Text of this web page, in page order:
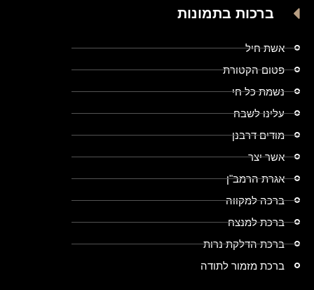
ברכות בתמונות
אשת חיל
פטום הקטורת
נשמת כל חי
עלינו לשבח
מודים דרבנן
אשר יצר
אגרת הרמב"ן
ברכה למקווה
ברכת למנצח
ברכת הדלקת נרות
ברכת מזמור לתודה